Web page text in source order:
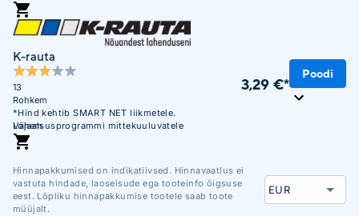
liikmetele on hind 4,99 €
K-rauta
13
Rohkem
*Hind kehtib SMART NET liikmetele.
Lojaalsusprogrammi mittekuuluvatele
liikmetele on hind 4,99 €
Vähem
3,29 €*
Poodi
Hinnapakkumised on indikatiivsed. Hinnavaatlus ei
vastuta hindade, laoseisude ega tooteinfo õigsuse
eest. Lõpliku hinnapakkumise tootele saab toote
müüjalt.